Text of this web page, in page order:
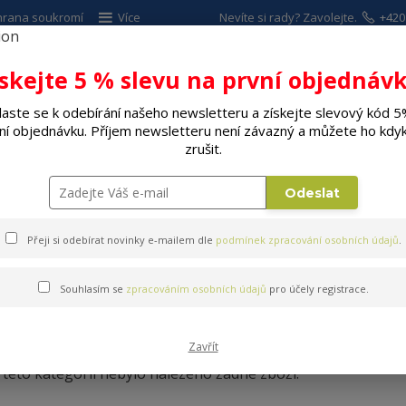
soukromí Více
Hledat
Nevíte si rady? Zavolejte.
SPOTŘEBIČE ELEKTRO DÍLNA A
Chrániče rohů
této kategorii nebylo nalezeno žádné zboží.
5 % slevu na první
se k odebírání našeho newsletteru a získejte slevový kód
objednávku. Příjem newsletteru není závazný a můžete ho
zrušit.
Odeslat
Přeji si odebírat novinky e-mailem dle podmínek zpracování osobních údajů.
Souhlasím se zpracováním osobních údajů pro účely registrace.
Zavřít